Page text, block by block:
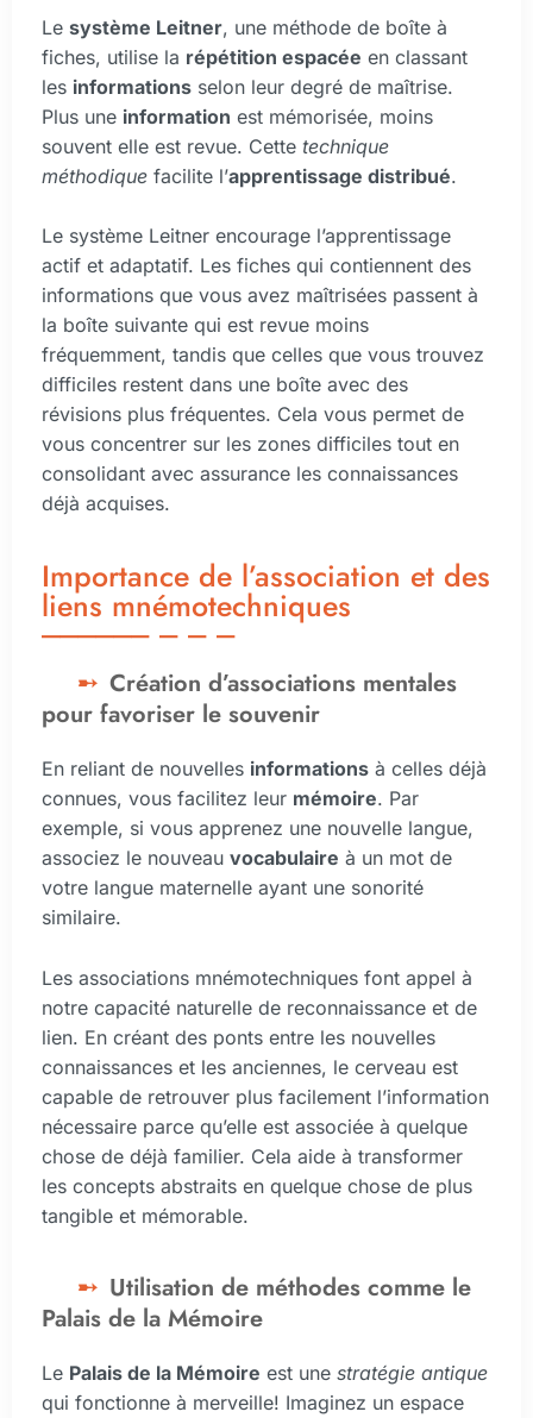
Le système Leitner, une méthode de boîte à
fiches, utilise la répétition espacée en classant
les informations selon leur degré de maîtrise.
Plus une information est mémorisée, moins
souvent elle est revue. Cette technique
méthodique facilite l’apprentissage distribué.
Le système Leitner encourage l’apprentissage
actif et adaptatif. Les fiches qui contiennent des
informations que vous avez maîtrisées passent à
la boîte suivante qui est revue moins
fréquemment, tandis que celles que vous trouvez
difficiles restent dans une boîte avec des
révisions plus fréquentes. Cela vous permet de
vous concentrer sur les zones difficiles tout en
consolidant avec assurance les connaissances
déjà acquises.
Importance de l’association et des
liens mnémotechniques
Création d’associations mentales
pour favoriser le souvenir
En reliant de nouvelles informations à celles déjà
connues, vous facilitez leur mémoire. Par
exemple, si vous apprenez une nouvelle langue,
associez le nouveau vocabulaire à un mot de
votre langue maternelle ayant une sonorité
similaire.
Les associations mnémotechniques font appel à
notre capacité naturelle de reconnaissance et de
lien. En créant des ponts entre les nouvelles
connaissances et les anciennes, le cerveau est
capable de retrouver plus facilement l’information
nécessaire parce qu’elle est associée à quelque
chose de déjà familier. Cela aide à transformer
les concepts abstraits en quelque chose de plus
tangible et mémorable.
Utilisation de méthodes comme le
Palais de la Mémoire
Le Palais de la Mémoire est une stratégie antique
qui fonctionne à merveille! Imaginez un espace